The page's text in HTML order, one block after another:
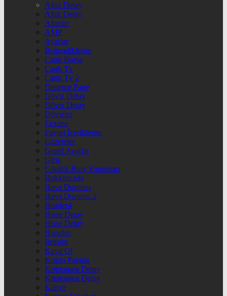
Altın Detay
Altın Detay
Altınlar
AMP
Ayarlar
Beğendiklerim
Canlı Borsa
Canlı Tv
Canlı Tv 2
Deneme Page
Döviz Detay
Döviz Detay
Dövizler
Eczane
Favori İçeriklerim
Gazeteler
Genel Ayarlar
Giriş
Günlük Burç Yorumları
Hakkımızda
Hava Durumu
Hava Durumu 2
Header4
Hisse Detay
Hisse Detay
Hisseler
İletişim
Kayıt Ol
Kripto Paralar
Kriptopara Detay
Kriptopara Detay
Künye